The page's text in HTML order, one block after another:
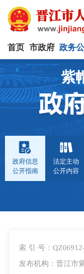
首页 市政府 政务
紫
政府信息
公开指南
法定主动
公开内容
索 引 号：
发布机构：晋江市